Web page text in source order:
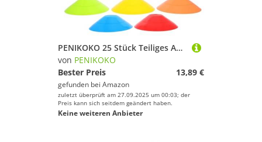
PENIKOKO 25 Stück Teiliges Agility trainingsset mit Bunten Markierungsscheiben aus PPT für Fußball Basketball Training Leicht Robust Sichtbar für Koordinations Agilitätsübungen
von PENIKOKO
Bester Preis
13,89 €
gefunden bei Amazon
zuletzt überprüft am 27.09.2025 um 00:03; der
Preis kann sich seitdem geändert haben.
Keine weiteren Anbieter